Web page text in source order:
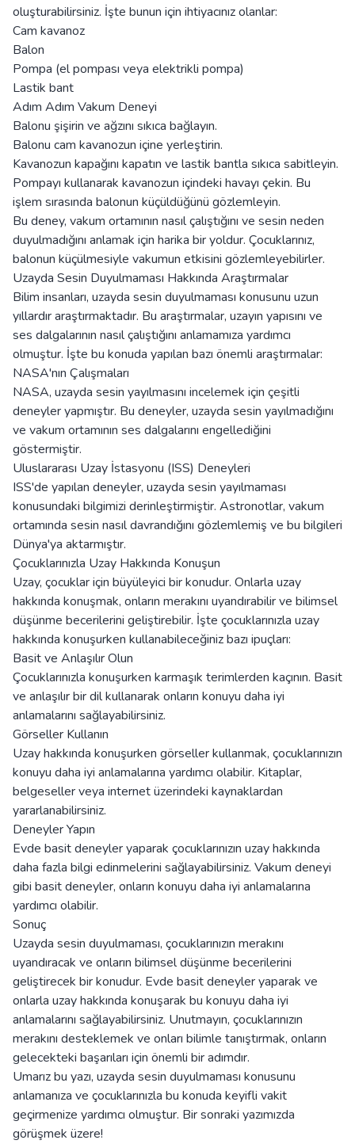
oluşturabilirsiniz. İşte bunun için ihtiyacınız olanlar:
Cam kavanoz
Balon
Pompa (el pompası veya elektrikli pompa)
Lastik bant
Adım Adım Vakum Deneyi
Balonu şişirin ve ağzını sıkıca bağlayın.
Balonu cam kavanozun içine yerleştirin.
Kavanozun kapağını kapatın ve lastik bantla sıkıca sabitleyin.
Pompayı kullanarak kavanozun içindeki havayı çekin. Bu
işlem sırasında balonun küçüldüğünü gözlemleyin.
Bu deney, vakum ortamının nasıl çalıştığını ve sesin neden
duyulmadığını anlamak için harika bir yoldur. Çocuklarınız,
balonun küçülmesiyle vakumun etkisini gözlemleyebilirler.
Uzayda Sesin Duyulmaması Hakkında Araştırmalar
Bilim insanları, uzayda sesin duyulmaması konusunu uzun
yıllardır araştırmaktadır. Bu araştırmalar, uzayın yapısını ve
ses dalgalarının nasıl çalıştığını anlamamıza yardımcı
olmuştur. İşte bu konuda yapılan bazı önemli araştırmalar:
NASA'nın Çalışmaları
NASA, uzayda sesin yayılmasını incelemek için çeşitli
deneyler yapmıştır. Bu deneyler, uzayda sesin yayılmadığını
ve vakum ortamının ses dalgalarını engellediğini
göstermiştir.
Uluslararası Uzay İstasyonu (ISS) Deneyleri
ISS'de yapılan deneyler, uzayda sesin yayılmaması
konusundaki bilgimizi derinleştirmiştir. Astronotlar, vakum
ortamında sesin nasıl davrandığını gözlemlemiş ve bu bilgileri
Dünya'ya aktarmıştır.
Çocuklarınızla Uzay Hakkında Konuşun
Uzay, çocuklar için büyüleyici bir konudur. Onlarla uzay
hakkında konuşmak, onların merakını uyandırabilir ve bilimsel
düşünme becerilerini geliştirebilir. İşte çocuklarınızla uzay
hakkında konuşurken kullanabileceğiniz bazı ipuçları:
Basit ve Anlaşılır Olun
Çocuklarınızla konuşurken karmaşık terimlerden kaçının. Basit
ve anlaşılır bir dil kullanarak onların konuyu daha iyi
anlamalarını sağlayabilirsiniz.
Görseller Kullanın
Uzay hakkında konuşurken görseller kullanmak, çocuklarınızın
konuyu daha iyi anlamalarına yardımcı olabilir. Kitaplar,
belgeseller veya internet üzerindeki kaynaklardan
yararlanabilirsiniz.
Deneyler Yapın
Evde basit deneyler yaparak çocuklarınızın uzay hakkında
daha fazla bilgi edinmelerini sağlayabilirsiniz. Vakum deneyi
gibi basit deneyler, onların konuyu daha iyi anlamalarına
yardımcı olabilir.
Sonuç
Uzayda sesin duyulmaması, çocuklarınızın merakını
uyandıracak ve onların bilimsel düşünme becerilerini
geliştirecek bir konudur. Evde basit deneyler yaparak ve
onlarla uzay hakkında konuşarak bu konuyu daha iyi
anlamalarını sağlayabilirsiniz. Unutmayın, çocuklarınızın
merakını desteklemek ve onları bilimle tanıştırmak, onların
gelecekteki başarıları için önemli bir adımdır.
Umarız bu yazı, uzayda sesin duyulmaması konusunu
anlamanıza ve çocuklarınızla bu konuda keyifli vakit
geçirmenize yardımcı olmuştur. Bir sonraki yazımızda
görüşmek üzere!